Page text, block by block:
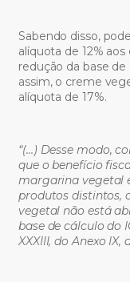
Sabendo disso,
alíquota de 12%
redução da base de
assim, o creme
alíquota de 17%.
“(…) Desse modo,
que o benefício
margarina vegetal
produtos distintos,
vegetal não está
base de cálculo do
XXXIII, do Anexo IX,